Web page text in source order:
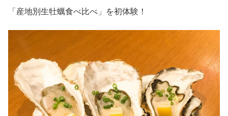
「産地別生牡蠣食べ比べ」を初体験！